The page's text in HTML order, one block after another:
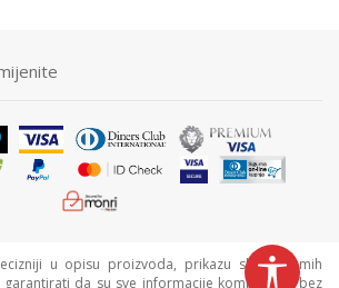
u opisu proizvoda, prikazu slika i samih
da su sve informacije kompletne i bez